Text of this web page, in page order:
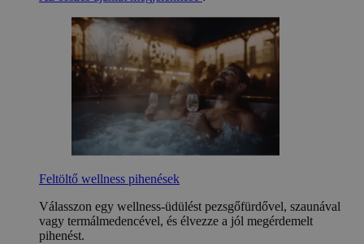
Feltöltő wellness pihenések
Válasszon egy wellness-üdülést pezsgőfürdővel, szaunával
vagy termálmedencével, és élvezze a jól megérdemelt
pihenést.